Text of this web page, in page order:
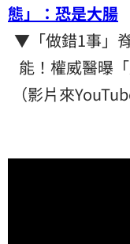
態」：恐是大腸
▼「做錯1事」
能！權威醫曝
（影片來